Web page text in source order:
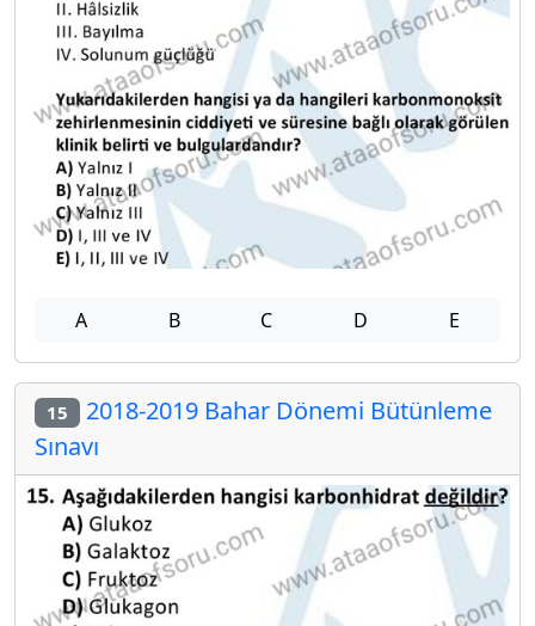
A B C D E
15 2018-2019 Bahar Dönemi Bütünleme
Sınavı